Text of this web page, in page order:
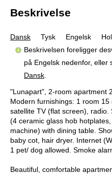
Beskrivelse
Dansk Tysk Engelsk
Beskrivelsen foreligger
på Engelsk nedenfor, eller
Dansk
"Lunapart", 2-room apartment
Modern furnishings: 1 room
satellite TV (flat screen),
(4 ceramic glass hob
machine) with dining table.
baby cot, hair dryer. Internet
1 pet/ dog allowed. Smoke
Beautiful, comfortable